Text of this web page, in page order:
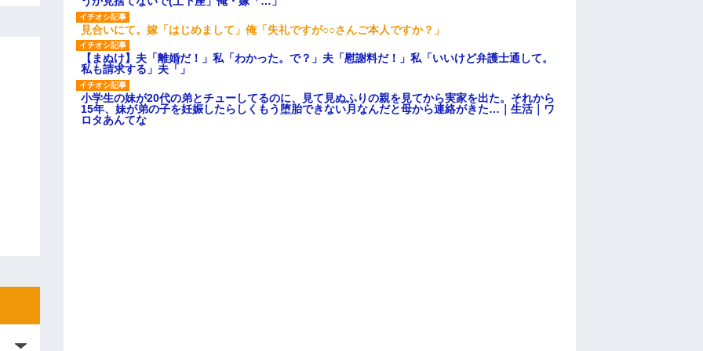
見合いにて。嫁「はじめまして」俺「失礼ですが○○さんご本人ですか？」
【まぬけ】夫「離婚だ！」私「わかった。で？」夫「慰謝料だ！」私「いいけど弁護士通して。
私も請求する」夫「」
小学生の妹が20代の弟とチューしてるのに、見て見ぬふりの親を見てから実家を出た。それから
15年、妹が弟の子を妊娠したらしくもう堕胎できない月なんだと母から連絡がきた…｜生活｜ワ
ロタあんてな